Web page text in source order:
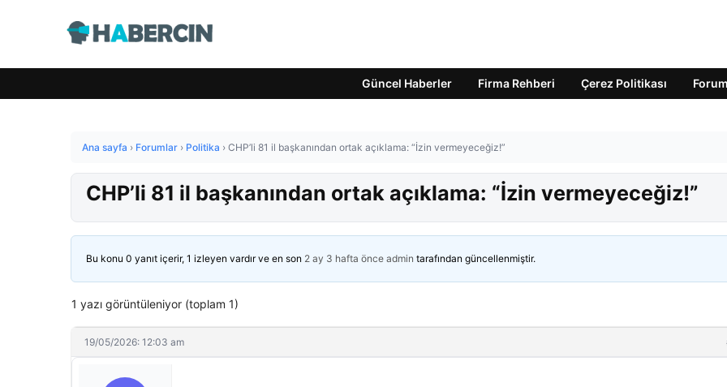
Güncel Haberler Firma Rehberi Çerez Politikası Forum
Ana sayfa › Forumlar › Politika › CHP’li 81 il başkanından ortak açıklama: “İzin vermeyeceğiz!”
CHP’li 81 il başkanından ortak açıklama: “İzin vermeyeceğiz!”
Bu konu 0 yanıt içerir, 1 izleyen vardır ve en son 2 ay 3 hafta önce admin tarafından güncellenmiştir.
1 yazı görüntüleniyor (toplam 1)
19/05/2026: 12:03 am